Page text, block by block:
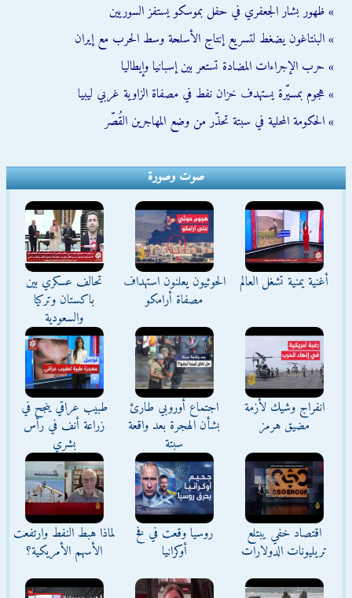
» ظهور بشار الجعفري في حفل بموسكو يستفز السوريين
» البنتاغون يضغط لتسريع إنتاج الأسلحة وسط الحرب مع إيران
» حرب الإجراءات المضادة تستعر بين إسبانيا وإيطاليا
» هجوم بمسيّرة يستهدف خزان نفط في مصفاة الزاوية غربي ليبيا
» الحكومة المحلية في سبتة تحذّر من وضع المهاجرين القُصّر
صوت وصورة
أغنية يمنية تشغل العالم
الحوثيون يعلنون استهداف
مصفاة أرامكو
تحالف عسكري بين
باكستان وتركيا
والسعودية
انفراج وشيك لأزمة
مضيق هرمز
اجتماع أوروبي طارئ
بشأن الهجرة بعد واقعة
سبتة
طبيب عراقي ينجح في
زراعة أنف في رأس
بشري
اقتصاد خفي يبتلع
تريليونات الدولارات
روسيا وقعت في فخ
أوكرانيا
لماذا هبط النفط وارتفعت
الأسهم الأمريكية؟